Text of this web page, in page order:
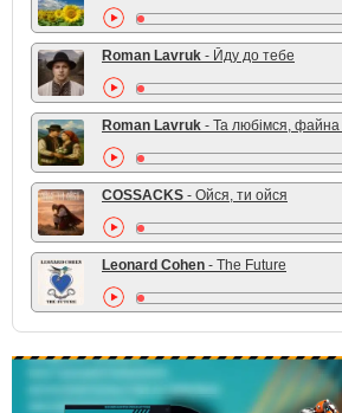
Roman Lavruk - Йду до тебе
Roman Lavruk - Та любімся, файна
COSSACKS - Ойся, ти ойся
Leonard Cohen - The Future